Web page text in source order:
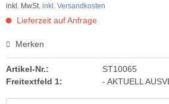
inkl. MwSt. inkl. Versandkosten
Lieferzeit auf Anfrage
Merken
Artikel-Nr.:
ST10065
Freitextfeld 1:
- AKTUELL